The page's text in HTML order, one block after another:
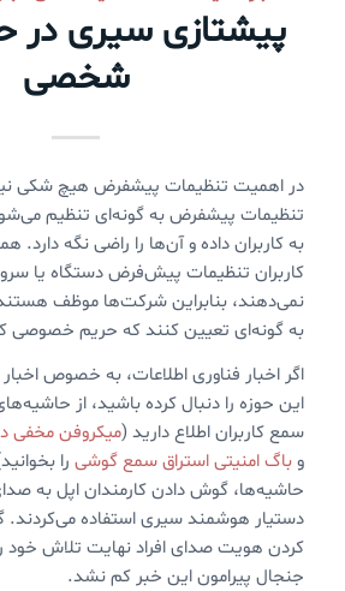
پیشتازی سیری در
شخصی
در اهمیت تنظیمات پیشفرض هیچ شکی
تنظیمات پیشفرض به گونه‌ای تنظیم می‌شود
به کاربران داده و آن‌ها را راضی نگه دارد.
کاربران تنظیمات پیش‌فرض دستگاه یا
نمی‌دهند، بنابراین شرکت‌ها موظف هستند
به گونه‌ای تعیین کنند که حریم خصوصی
اگر اخبار فناوری اطلاعات، به خصوص
این حوزه را دنبال کرده باشید، از
سمع کاربران اطلاع دارید (میکروفن مخفی
وباگ امنیتی استراق سمع گوشیرا
حاشیه‌ها، گوش دادن کارمندان اپل به
دستیار هوشمند سیری استفاده می‌کردند.
کردن هویت صدای افراد نهایت تلاش خود
جنجال پیرامون این خبر کم نشد.